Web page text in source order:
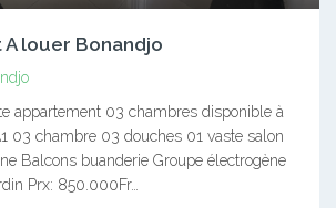
louer Bonandjo
appartement 03 chambres disponible à
03 chambre 03 douches 01 vaste salon
Balcons buanderie Groupe électrogène
Prx: 850.000Fr…